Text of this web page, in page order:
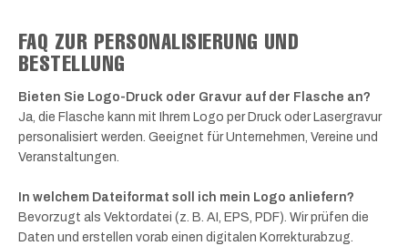
FAQ ZUR PERSONALISIERUNG UND
BESTELLUNG
Bieten Sie Logo-Druck oder Gravur auf der Flasche an?
Ja, die Flasche kann mit Ihrem Logo per Druck oder Lasergravur
personalisiert werden. Geeignet für Unternehmen, Vereine und
Veranstaltungen.
In welchem Dateiformat soll ich mein Logo anliefern?
Bevorzugt als Vektordatei (z. B. AI, EPS, PDF). Wir prüfen die
Daten und erstellen vorab einen digitalen Korrekturabzug.